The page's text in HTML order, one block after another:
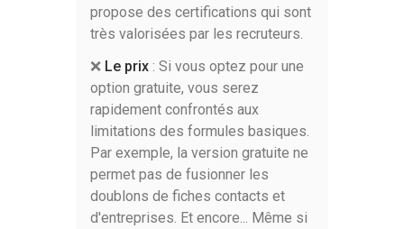
propose des certifications qui sont
très valorisées par les recruteurs.
❌ Le prix : Si vous optez pour une
option gratuite, vous serez
rapidement confrontés aux
limitations des formules basiques.
Par exemple, la version gratuite ne
permet pas de fusionner les
doublons de fiches contacts et
d'entreprises. Et encore... Même si